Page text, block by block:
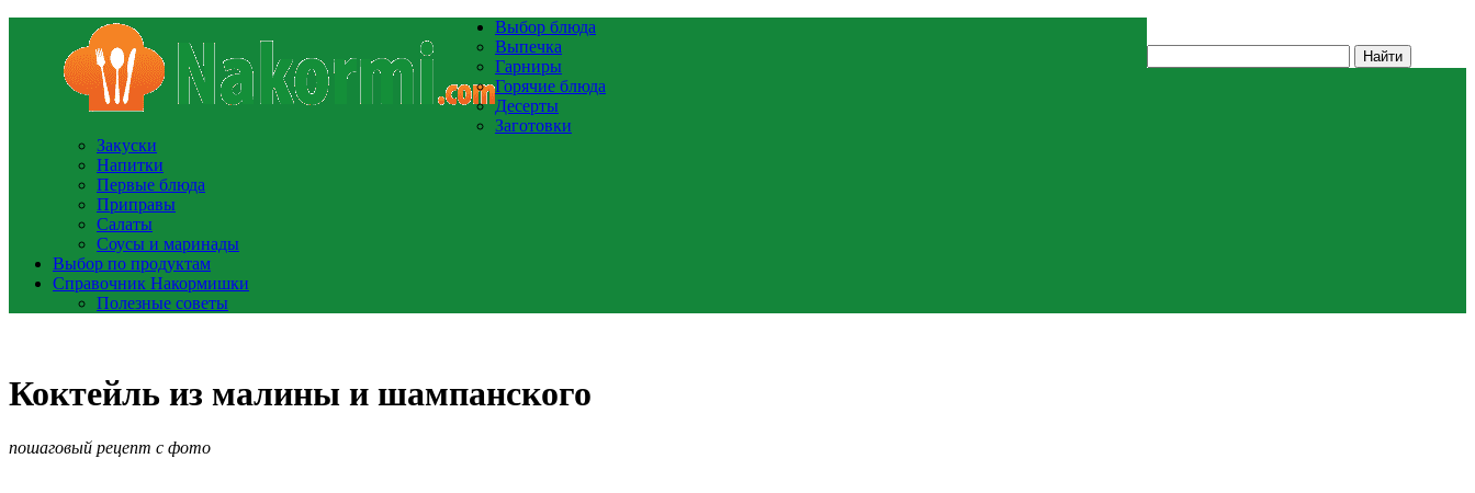
Выбор блюда
Выпечка
Гарниры
Горячие блюда
Десерты
Заготовки
Закуски
Напитки
Первые блюда
Приправы
Салаты
Соусы и маринады
Выбор по продуктам
Справочник Накормишки
Полезные советы
Коктейль из малины и шампанского
пошаговый рецепт с фото